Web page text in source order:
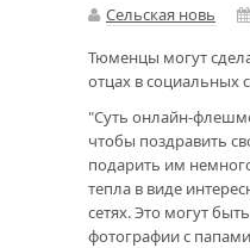
Сельская новь
Тюменцы могут
отцах в социальных
"Суть онлайн-
чтобы поздравить
подарить им
тепла в виде
сетях. Это могут
фотографии с